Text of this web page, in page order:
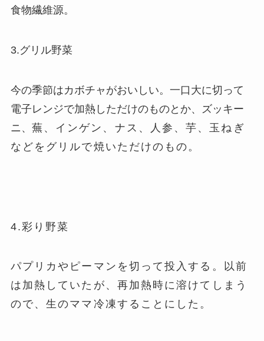
食物繊維源。
3.グリル野菜
今の季節はカボチャがおいしい。一口大に切って
電子レンジで加熱しただけのものとか、ズッキー
ニ、 蕪、インゲン、ナス、人参、芋、玉ねぎ
などをグリルで焼いただけのもの。
4.彩り野菜
パプリカやピーマンを切って投入する。以前
は加熱していたが、再加熱時に溶けてしまう
ので、生のママ冷凍することにした。